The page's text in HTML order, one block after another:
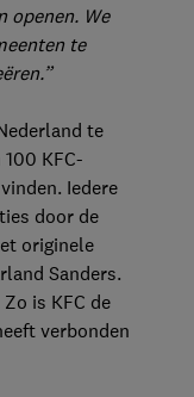
openen. We
te
te
KFC-
Iedere
door de
originele
Sanders.
is KFC de
verbonden